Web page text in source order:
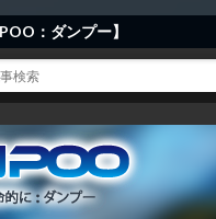
：ダンプー】